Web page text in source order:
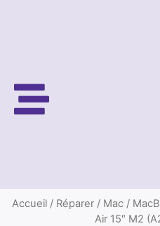
Accueil/ Réparer/ Mac/
Air 15″ M2